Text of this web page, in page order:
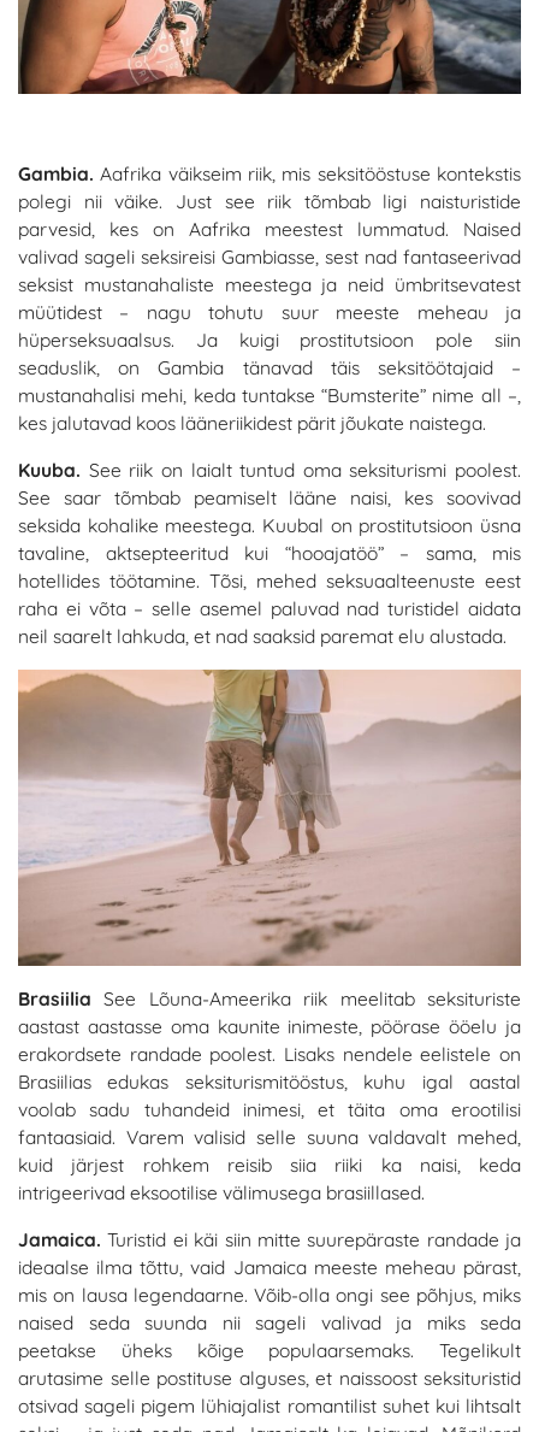
Gambia.Aafrika väikseim riik, mis seksitööstuse kontekstis
polegi nii väike. Just see riik tõmbab ligi naisturistide
parvesid, kes on Aafrika meestest lummatud. Naised
valivad sageli seksireisi Gambiasse, sest nad fantaseerivad
seksist mustanahaliste meestega ja neid ümbritsevatest
müütidest – nagu tohutu suur meeste meheau ja
hüperseksuaalsus. Ja kuigi prostitutsioon pole siin
seaduslik, on Gambia tänavad täis seksitöötajaid –
mustanahalisi mehi, keda tuntakse “Bumsterite” nime all –,
kes jalutavad koos lääneriikidest pärit jõukate naistega.
Kuuba. See riik on laialt tuntud oma seksiturismi poolest.
See saar tõmbab peamiselt lääne naisi, kes soovivad
seksida kohalike meestega. Kuubal on prostitutsioon üsna
tavaline, aktsepteeritud kui “hooajatöö” – sama, mis
hotellides töötamine. Tõsi, mehed seksuaalteenuste eest
raha ei võta – selle asemel paluvad nad turistidel aidata
neil saarelt lahkuda, et nad saaksid paremat elu alustada.
BrasiiliaSee Lõuna-Ameerika riik meelitab seksituriste
aastast aastasse oma kaunite inimeste, pöörase ööelu ja
erakordsete randade poolest. Lisaks nendele eelistele on
Brasiilias edukas seksiturismitööstus, kuhu igal aastal
voolab sadu tuhandeid inimesi, et täita oma erootilisi
fantaasiaid. Varem valisid selle suuna valdavalt mehed,
kuid järjest rohkem reisib siia riiki ka naisi, keda
intrigeerivad eksootilise välimusega brasiillased.
Jamaica.Turistid ei käi siin mitte suurepäraste randade ja
ideaalse ilma tõttu, vaid Jamaica meeste meheau pärast,
mis on lausa legendaarne. Võib-olla ongi see põhjus, miks
naised seda suunda nii sageli valivad ja miks seda
peetakse üheks kõige populaarsemaks. Tegelikult
arutasime selle postituse alguses, et naissoost seksituristid
otsivad sageli pigem lühiajalist romantilist suhet kui lihtsalt